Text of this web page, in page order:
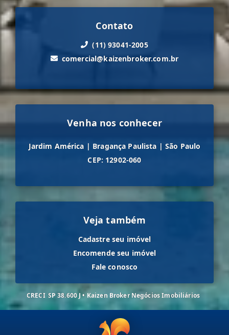
Contato
(11) 93041-2005
comercial@kaizenbroker.com.br
Venha nos conhecer
Jardim América | Bragança Paulista | São Paulo
CEP: 12902-060
Veja também
Cadastre seu imóvel
Encomende seu imóvel
Fale conosco
CRECI SP 38.600 J • Kaizen Broker Negócios Imobiliários